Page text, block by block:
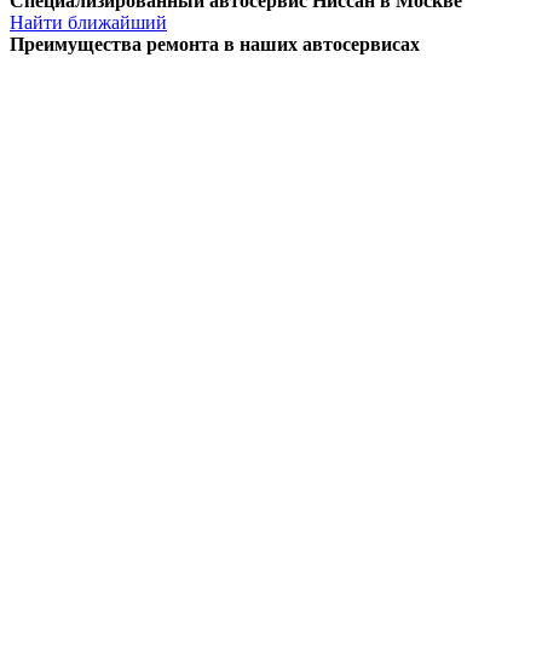
Найти ближайший
Преимущества ремонта в наших автосервисах